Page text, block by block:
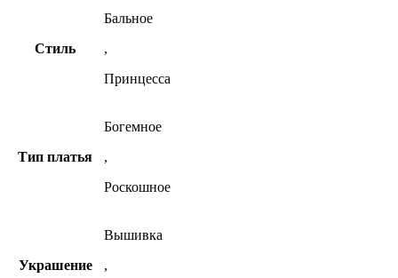
Стиль
Бальное
,
Принцесса
Тип платья
Богемное
,
Роскошное
Украшение
Вышивка
,